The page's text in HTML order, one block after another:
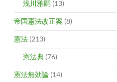
浅川雅嗣 (13)
帝国憲法改正案 (8)
憲法 (213)
憲法典 (76)
憲法無効論 (14)